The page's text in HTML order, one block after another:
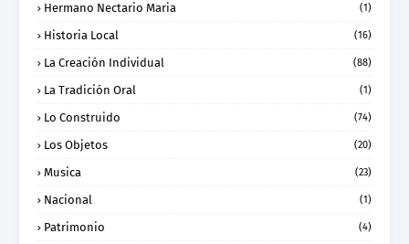
Hermano Nectario Maria (1)
Historia Local (16)
La Creación Individual (88)
La Tradición Oral (1)
Lo Construido (74)
Los Objetos (20)
Musica (23)
Nacional (1)
Patrimonio (4)